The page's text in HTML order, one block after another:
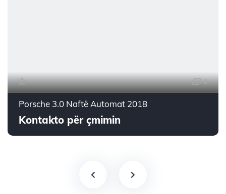
4
Porsche 3.0 Naftë Automat 2018
Kontakto për çmimin